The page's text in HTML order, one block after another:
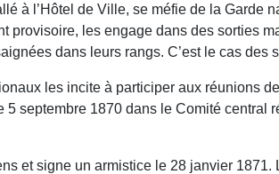
à l’Hôtel de Ville, se méfie de la Garde
provisoire, les engage dans des sorties
dans leurs rangs. C’est le cas des
les incite à participer aux réunions
5 septembre 1870 dans le Comité
et signe un armistice le 28 janvier